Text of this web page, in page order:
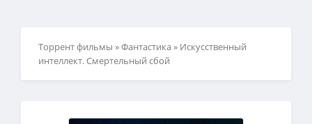
Торрент фильмы »Фантастика» Искусственный
интеллект. Смертельный сбой